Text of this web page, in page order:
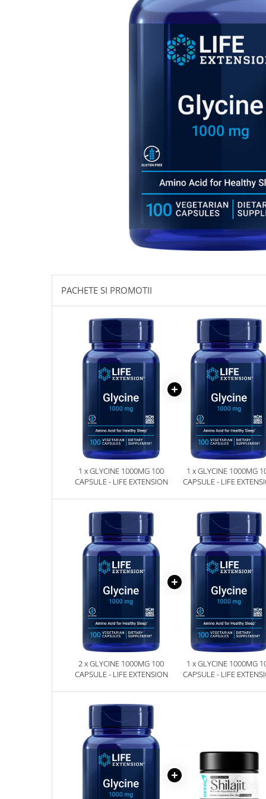
Sanct Bernhard
Seeking HealthPACHETE SI PROMOTII
1 x GLYCINE 1000MG 100
CAPSULE - LIFE EXTENSION
1 x GLYCINE 1000MG
CAPSULE - LIFE
2 x GLYCINE 1000MG 100
CAPSULE - LIFE EXTENSION
1 x GLYCINE 1000MG
CAPSULE - LIFE